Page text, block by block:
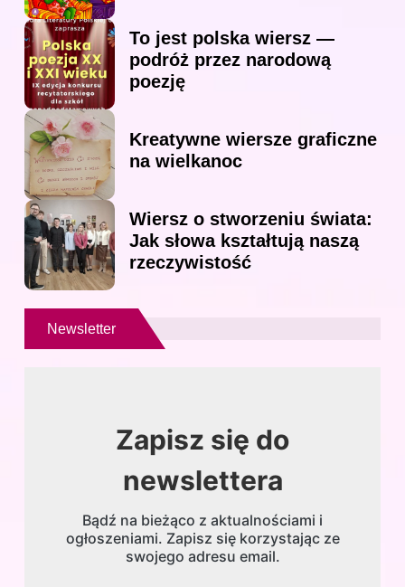
To jest polska wiersz —
podróż przez narodową
poezję
Kreatywne wiersze graficzne
na wielkanoc
Wiersz o stworzeniu świata:
Jak słowa kształtują naszą
rzeczywistość
Newsletter
Zapisz się do
newslettera
Bądź na bieżąco z aktualnościami i
ogłoszeniami. Zapisz się korzystając ze
swojego adresu email.